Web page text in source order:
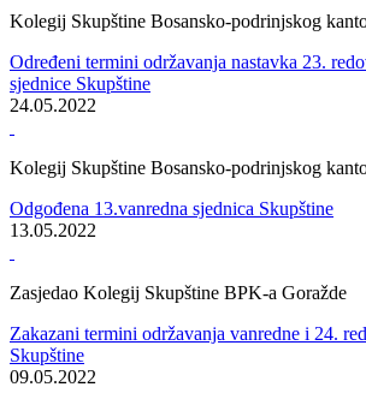
Skupština Bosansko-podrinjskog kantona
napustila zasjedanje